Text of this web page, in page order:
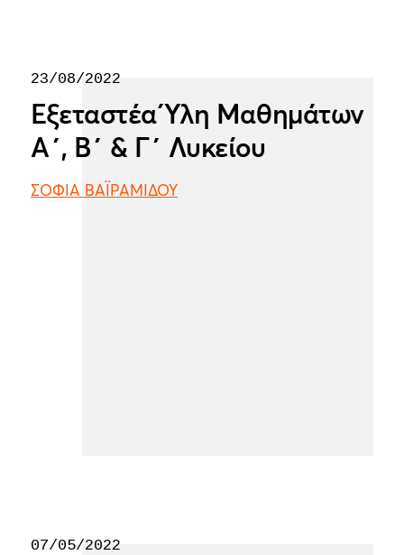
23/08/2022
Εξεταστέα Ύλη Μαθημάτων
Α΄, Β΄ & Γ΄ Λυκείου
ΣΟΦΙΑ ΒΑΪΡΑΜΙΔΟΥ
07/05/2022